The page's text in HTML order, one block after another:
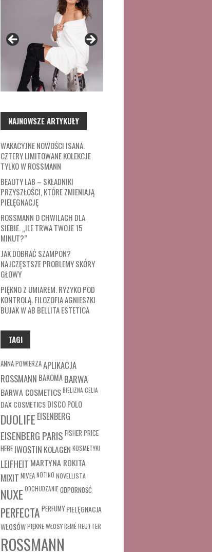
NAJNOWSZE ARTYKUŁY
WAKACYJNE NOWOŚCI ISANA.
CZTERY LIMITOWANE KOLEKCJE
TYLKO W ROSSMANN
BEAUTY LAB – SKŁADNIKI
PRZYSZŁOŚCI, KTÓRE ZMIENIAJĄ
PIELĘGNACJĘ
ROSSMANN O CHWILACH DLA
SIEBIE. „ILE TRWA TWOJE 15
MINUT?”
JAK DOBRAĆ SZAMPON?
NAJCZĘSTSZE PROBLEMY SKÓRY
GŁOWY
PIĘKNO Z UMIAREM. RYZYKO POD
KONTROLĄ. FILOZOFIA AGNIESZKI
BUJAK W AB BELLITA ESTETICA
TAGI
ANNA POWIERZAAPLIKACJA
ROSSMANN BAKOMABARWA
BARWA COSMETICSBIELIZNA CELIA
DAX COSMETICSDISCO POLO
DUOLIFE EISENBERG
EISENBERG PARIS FISHER PRICE
HEBE IWOSTIN KOLAGEN KOSMETYKI
LEIFHEIT MARTYNA ROKITA
MIXIT NIVEANOTINO NOVELLISTA
NUXEODCHUDZANIEODPORNOŚĆ
PERFECTA PERFUMY PIELĘGNACJA
WŁOSÓWPIĘKNE WŁOSYREMÉREUTTER
ROSSMANN